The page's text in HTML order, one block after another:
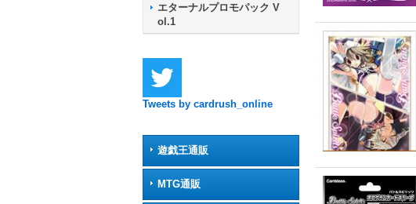
エターナルプロモパック V
ol.1
Tweets by cardrush_online
遊戯王通販
MTG通販